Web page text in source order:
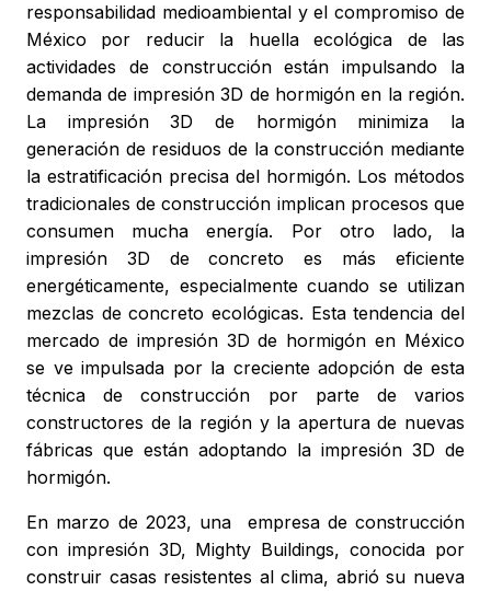
responsabilidad medioambiental y el compromiso de
México por reducir la huella ecológica de las
actividades de construcción están impulsando la
demanda de impresión 3D de hormigón en la región.
La impresión 3D de hormigón minimiza la
generación de residuos de la construcción mediante
la estratificación precisa del hormigón. Los métodos
tradicionales de construcción implican procesos que
consumen mucha energía. Por otro lado, la
impresión 3D de concreto es más eficiente
energéticamente, especialmente cuando se utilizan
mezclas de concreto ecológicas. Esta tendencia del
mercado de impresión 3D de hormigón en México
se ve impulsada por la creciente adopción de esta
técnica de construcción por parte de varios
constructores de la región y la apertura de nuevas
fábricas que están adoptando la impresión 3D de
hormigón.
En marzo de 2023, una empresa de construcción
con impresión 3D, Mighty Buildings, conocida por
construir casas resistentes al clima, abrió su nueva